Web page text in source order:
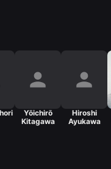
Yōichirō
Kitagawa
Hiroshi
Ayukawa